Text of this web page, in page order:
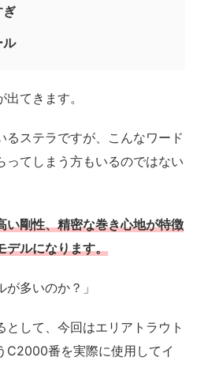
ぎ
ル
てきます。
るステラですが、こんなワード
ってしまう方もいるのではない
い剛性、精密な巻き心地が特徴
デルになります。
が多いのか？」
して、今回はエリアトラウト
C2000番を実際に使用してイ